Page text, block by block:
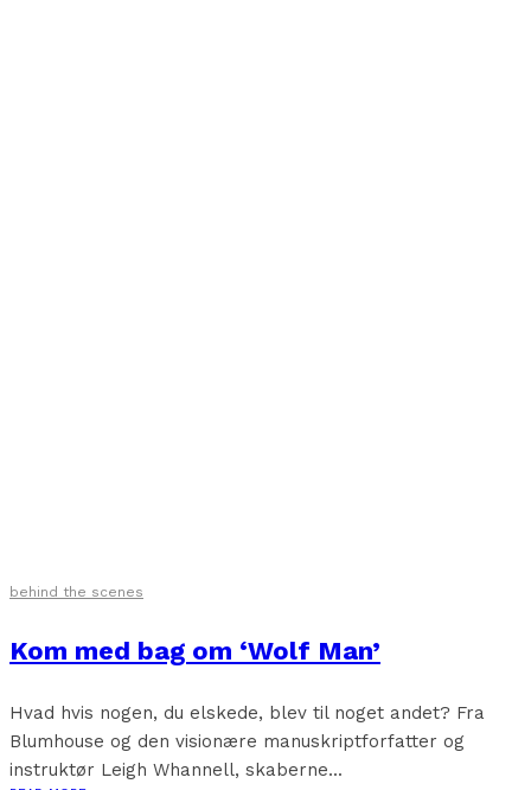
behind the scenes
Kom med bag om ‘Wolf Man’
Hvad hvis nogen, du elskede, blev til noget andet? Fra
Blumhouse og den visionære manuskriptforfatter og
instruktør Leigh Whannell, skaberne...